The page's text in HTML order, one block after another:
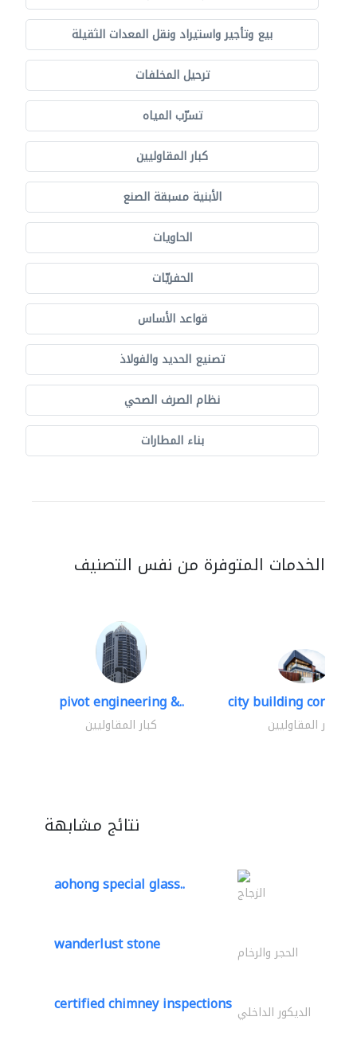
بيع وتأجير واستيراد ونقل المعدات الثقيلة
ترحيل المخلفات
تسرّب المياه
كبار المقاوليين
الأبنية مسبقة الصنع
الحاويات
الحفريّات
قواعد الأساس
تصنيع الحديد والفولاذ
نظام الصرف الصحي
بناء المطارات
الخدمات المتوفرة من نفس التصنيف
pivot engineering &..
كبار المقاوليين
city building
كبار المقاوليين
نتائج مشابهة
aohong special glass.. الزجاج
wanderlust stone الحجر والرخام
certified chimney inspections الديكور الداخلي